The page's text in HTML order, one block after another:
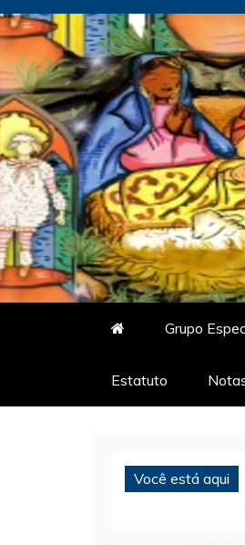
Skip
to
content
Vitrine
O Portal de
Grupo
Estatuto
Você está aqui